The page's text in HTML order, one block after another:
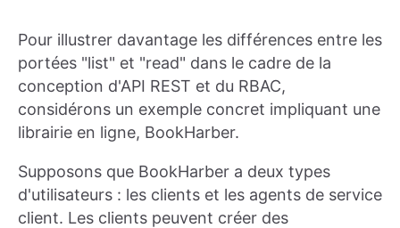
Pour illustrer davantage les différences entre les
portées "list" et "read" dans le cadre de la
conception d'API REST et du RBAC,
considérons un exemple concret impliquant une
librairie en ligne, BookHarber.
Supposons que BookHarber a deux types
d'utilisateurs : les clients et les agents de service
client. Les clients peuvent créer des